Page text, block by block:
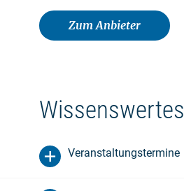
Zum Anbieter
Wissenswertes
Veranstaltungstermine